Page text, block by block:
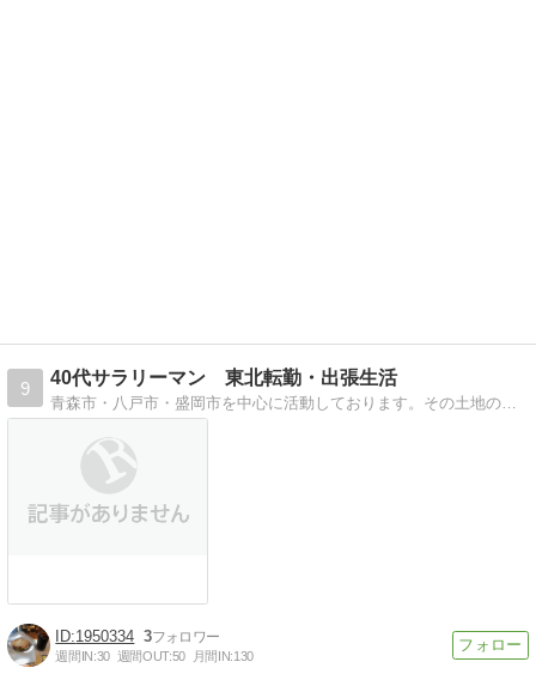
9
40代サラリーマン 東北転勤・出張生活
青森市・八戸市・盛岡市を中心に活動しております。その土地の美味しいもの、良い宿、おススメをたくさんご紹介します！
1950334 3
週間IN:30 週間OUT:50 月間IN:130